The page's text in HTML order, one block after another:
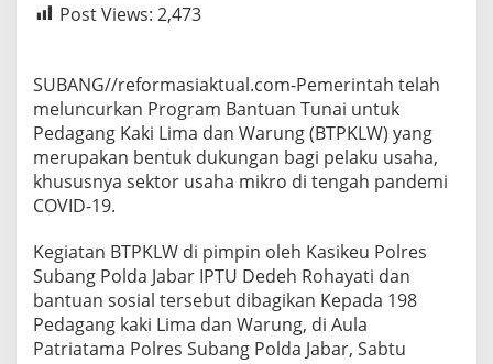
Post Views: 2,473
SUBANG//reformasiaktual.com-Pemerintah telah
meluncurkan Program Bantuan Tunai untuk
Pedagang Kaki Lima dan Warung (BTPKLW) yang
merupakan bentuk dukungan bagi pelaku usaha,
khususnya sektor usaha mikro di tengah pandemi
COVID-19.
Kegiatan BTPKLW di pimpin oleh Kasikeu Polres
Subang Polda Jabar IPTU Dedeh Rohayati dan
bantuan sosial tersebut dibagikan Kepada 198
Pedagang kaki Lima dan Warung, di Aula
Patriatama Polres Subang Polda Jabar, Sabtu